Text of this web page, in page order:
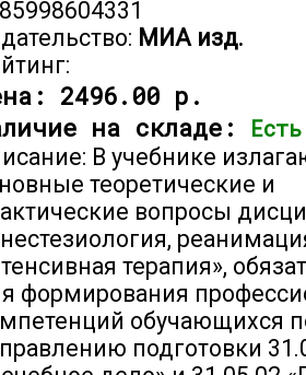
МИА изд.
2496.00 р.
на складе:
В учебнике
теоретические и
вопросы
терапия»,
формирования
обучающихся
подготовки